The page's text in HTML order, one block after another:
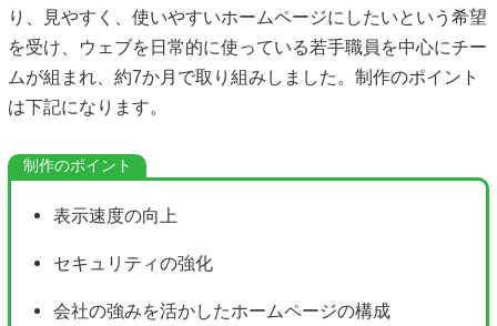
り、見やすく、使いやすいホームページにしたいという希望
を受け、ウェブを日常的に使っている若手職員を中心にチー
ムが組まれ、約7か月で取り組みしました。制作のポイント
は下記になります。
表示速度の向上
セキュリティの強化
会社の強みを活かしたホームページの構成